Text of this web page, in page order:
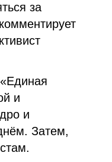
за
и
и
Затем,